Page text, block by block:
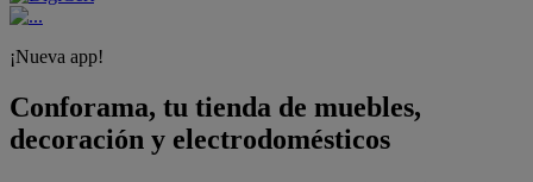
¡Nueva app!
Conforama, tu tienda de muebles,
decoración y electrodomésticos